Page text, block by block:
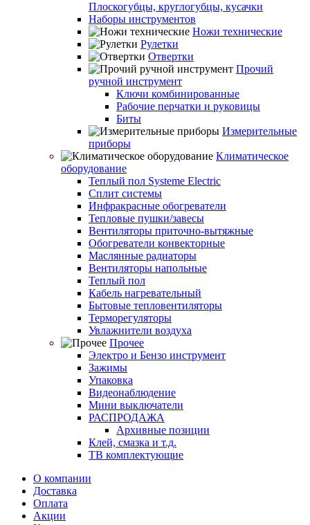
Плоскогубцы, круглогубцы, кусачки
Наборы инструментов
Ножи технические
Рулетки
Отвертки
Прочий
ручной инструмент
Ключи комбинированные
Рабочие перчатки и руковицы
Биты
Измерительные
приборы
Климатическое
оборудование
Теплый пол Systeme Electric
Сплит системы
Инфракрасные обогреватели
Тепловые пушки/завесы
Вентиляторы приточно-вытяжные
Обогреватели конвекторные
Маслянные радиаторы
Вентиляторы напольные
Теплый пол
Кабель нагревательный
Бытовые тепловентиляторы
Терморегуляторы
Увлажнители воздуха
Прочее
Электро и Бензо инструмент
Зажимы
Упаковка
Видеонаблюдение
Мини выключатели
РАСПРОДАЖА
Архивные позиции
Клей, смазка и т.д.
ТВ комплектующие
О компании
Доставка
Оплата
Акции